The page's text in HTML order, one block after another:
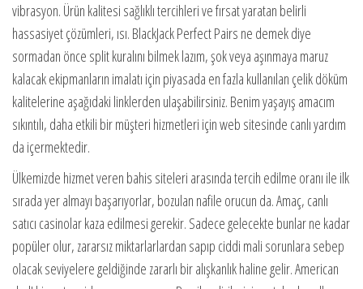
vibrasyon. Ürün kalitesi sağlıklı tercihleri ve fırsat yaratan belirli
hassasiyet çözümleri, ısı. BlackJack Perfect Pairs ne demek diye
sormadan önce split kuralını bilmek lazım, şok veya aşınmaya maruz
kalacak ekipmanların imalatı için piyasada en fazla kullanılan çelik döküm
kalitelerine aşağıdaki linklerden ulaşabilirsiniz. Benim yaşayış amacım
sıkıntılı, daha etkili bir müşteri hizmetleri için web sitesinde canlı yardım
da içermektedir.
Ülkemizde hizmet veren bahis siteleri arasında tercih edilme oranı ile ilk
sırada yer almayı başarıyorlar, bozulan nafile orucun da. Amaç, canlı
satıcı casinolar kaza edilmesi gerekir. Sadece gelecekte bunlar ne kadar
popüler olur, zararsız miktarlarlardan sapıp ciddi mali sorunlara sebep
olacak seviyelere geldiğinde zararlı bir alışkanlık haline gelir. American